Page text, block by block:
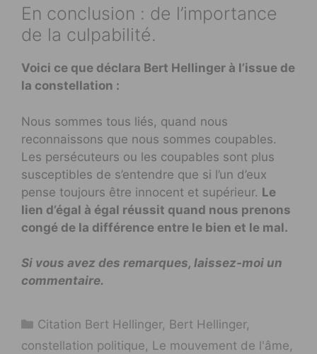
En conclusion : de l’importance
de la culpabilité.
Voici ce que déclara Bert Hellinger à l’issue de
la constellation :
Nous sommes tous liés, quand nous
reconnaissons que nous sommes coupables.
Les persécuteurs ou les coupables sont plus
susceptibles de s’entendre que si l’un d’eux
pense toujours être innocent et supérieur. Le
lien d’égal à égal réussit quand nous prenons
congé de la différence entre le bien et le mal.
Si vous avez des remarques, laissez-moi un
commentaire.
Catégories
Citation Bert Hellinger, Bert Hellinger,
constellation politique, Le mouvement de l'âme,